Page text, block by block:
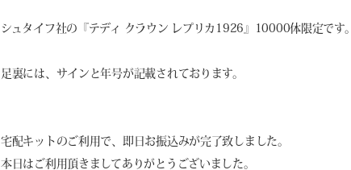
シュタイフ社の『テディ クラウン レプリカ1926』10000体限定です。
足裏には、サインと年号が記載されております。
宅配キットのご利用で、即日お振込みが完了致しました。
本日はご利用頂きましてありがとうございました。